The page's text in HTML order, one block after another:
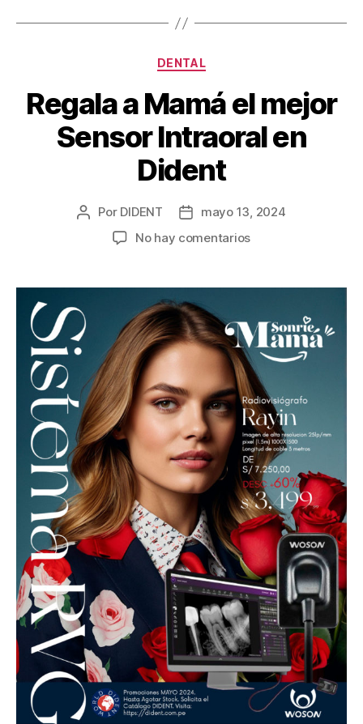
DENTAL
Regala a Mamá el mejor
Sensor Intraoral en
Dident
Por DIDENT
mayo 13, 2024
No hay comentarios